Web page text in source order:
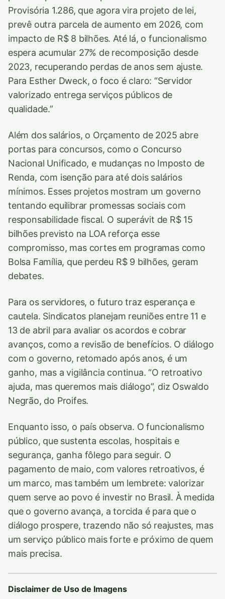
Provisória 1.286, que agora vira projeto de lei,
prevê outra parcela de aumento em 2026, com
impacto de R$ 8 bilhões. Até lá, o funcionalismo
espera acumular 27% de recomposição desde
2023, recuperando perdas de anos sem ajuste.
Para Esther Dweck, o foco é claro: “Servidor
valorizado entrega serviços públicos de
qualidade.”
Além dos salários, o Orçamento de 2025 abre
portas para concursos, como o Concurso
Nacional Unificado, e mudanças no Imposto de
Renda, com isenção para até dois salários
mínimos. Esses projetos mostram um governo
tentando equilibrar promessas sociais com
responsabilidade fiscal. O superávit de R$ 15
bilhões previsto na LOA reforça esse
compromisso, mas cortes em programas como
Bolsa Família, que perdeu R$ 9 bilhões, geram
debates.
Para os servidores, o futuro traz esperança e
cautela. Sindicatos planejam reuniões entre 11 e
13 de abril para avaliar os acordos e cobrar
avanços, como a revisão de benefícios. O diálogo
com o governo, retomado após anos, é um
ganho, mas a vigilância continua. “O retroativo
ajuda, mas queremos mais diálogo”, diz Oswaldo
Negrão, do Proifes.
Enquanto isso, o país observa. O funcionalismo
público, que sustenta escolas, hospitais e
segurança, ganha fôlego para seguir. O
pagamento de maio, com valores retroativos, é
um marco, mas também um lembrete: valorizar
quem serve ao povo é investir no Brasil. À medida
que o governo avança, a torcida é para que o
diálogo prospere, trazendo não só reajustes, mas
um serviço público mais forte e próximo de quem
mais precisa.
Disclaimer de Uso de Imagens